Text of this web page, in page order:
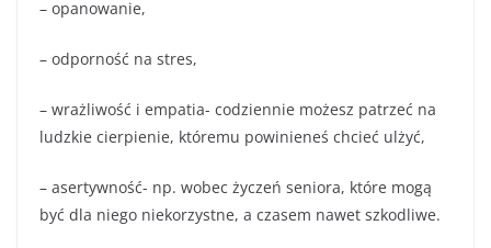
– opanowanie,
– odporność na stres,
– wrażliwość i empatia- codziennie możesz patrzeć na
ludzkie cierpienie, któremu powinieneś chcieć ulżyć,
– asertywność- np. wobec życzeń seniora, które mogą
być dla niego niekorzystne, a czasem nawet szkodliwe.